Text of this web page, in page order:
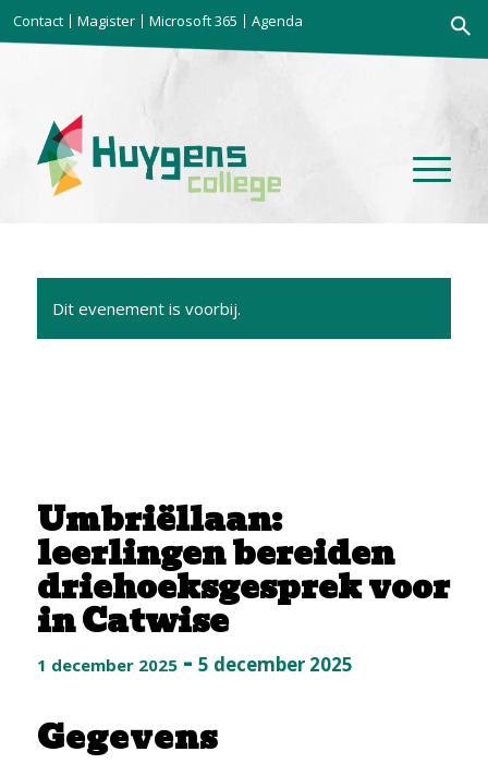
Contact Magister Microsoft 365 Agenda
naar:
Dit evenement is voorbij.
Umbriëllaan:
leerlingen bereiden
driehoeksgesprek voor
in Catwise
1 december 2025- 5 december 2025
Gegevens